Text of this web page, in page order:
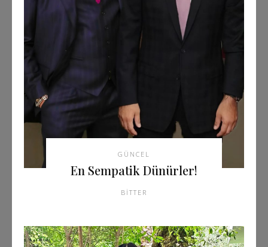
GÜNCEL
En Sempatik Dünürler!
BITTER